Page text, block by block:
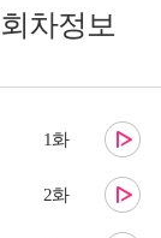
회차정보
1화
2화